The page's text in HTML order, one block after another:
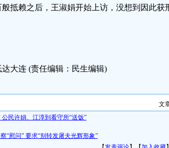
般抵赖之后，王淑娟开始上访，没想到因此
大连 (责任编辑：民生编辑)
文
民许娟、江淳到看守所“送饭”
“慰问” 要求“别转发屠夫光辉形象”